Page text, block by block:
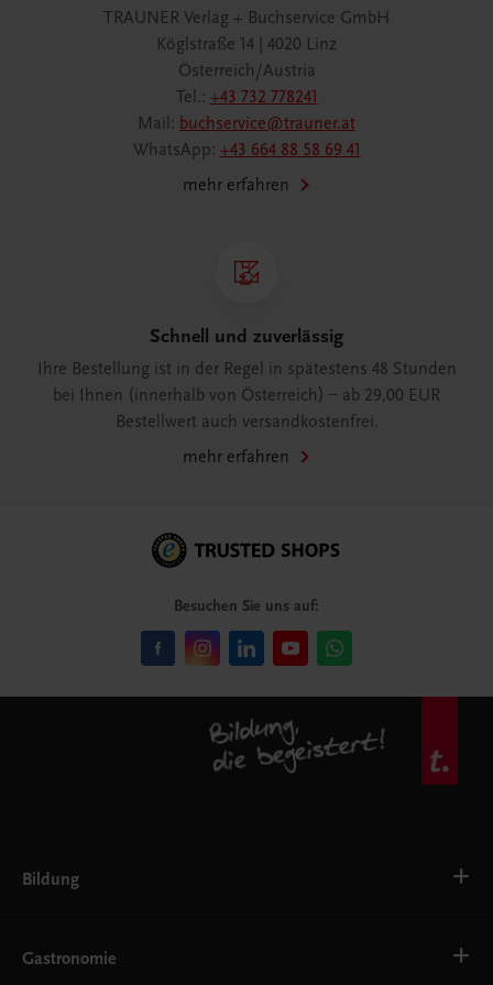
TRAUNER Verlag + Buchservice GmbH
Köglstraße 14 | 4020 Linz
Österreich/Austria
Tel.: +43 732 778241
Mail: buchservice@trauner.at
WhatsApp: +43 664 88 58 69 41
mehr erfahren
Schnell und zuverlässig
Ihre Bestellung ist in der Regel in spätestens 48 Stunden
bei Ihnen (innerhalb von Österreich) – ab 29,00 EUR
Bestellwert auch versandkostenfrei.
mehr erfahren
Besuchen Sie uns auf:
Bildung
AHS
Gastronomie